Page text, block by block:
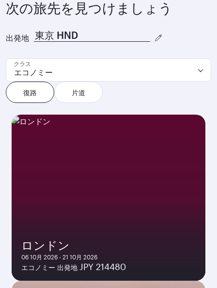
次の旅先を見つけましょう
出発地
復路 片道
クラス
エコノミー
ロンドン
06 10月 2026 - 21 10月 2026
エコノミー 出発地 JPY 214480